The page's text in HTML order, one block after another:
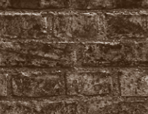
图像处理服务
情人节贺卡
婚礼请柬
儿童生日请柬